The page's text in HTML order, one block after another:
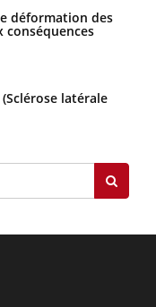
déformation des
conséquences
latérale